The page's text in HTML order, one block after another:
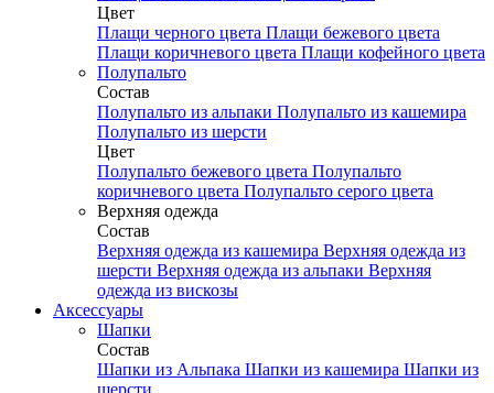
Цвет
Плащи черного цвета Плащи бежевого цвета
Плащи коричневого цвета Плащи кофейного цвета
Полупальто
Состав
Полупальто из альпаки Полупальто из кашемира
Полупальто из шерсти
Цвет
Полупальто бежевого цвета Полупальто
коричневого цвета Полупальто серого цвета
Верхняя одежда
Состав
Верхняя одежда из кашемира Верхняя одежда из
шерсти Верхняя одежда из альпаки Верхняя
одежда из вискозы
Аксесcуары
Шапки
Состав
Шапки из Альпака Шапки из кашемира Шапки из
шерсти